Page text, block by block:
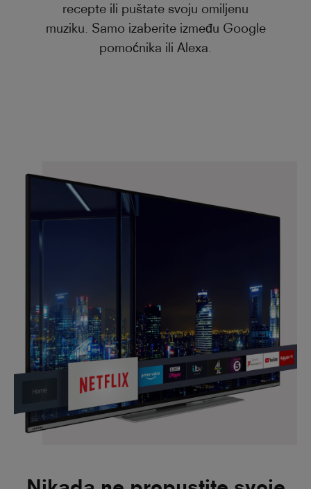
recepte ili puštate svoju omiljenu
muziku. Samo izaberite između Google
pomoćnika ili Alexa.